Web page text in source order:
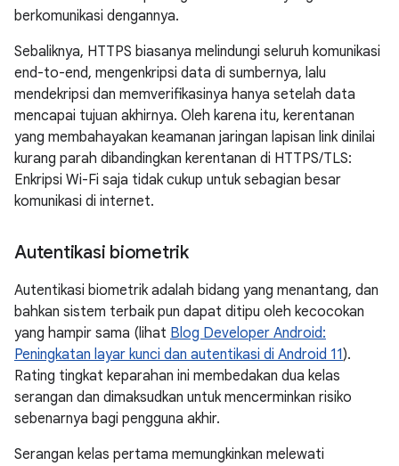
berkomunikasi dengannya.
Sebaliknya, HTTPS biasanya melindungi seluruh komunikasi
end-to-end, mengenkripsi data di sumbernya, lalu
mendekripsi dan memverifikasinya hanya setelah data
mencapai tujuan akhirnya. Oleh karena itu, kerentanan
yang membahayakan keamanan jaringan lapisan link dinilai
kurang parah dibandingkan kerentanan di HTTPS/TLS:
Enkripsi Wi-Fi saja tidak cukup untuk sebagian besar
komunikasi di internet.
Autentikasi biometrik
Autentikasi biometrik adalah bidang yang menantang, dan
bahkan sistem terbaik pun dapat ditipu oleh kecocokan
yang hampir sama (lihat Blog Developer Android:
Peningkatan layar kunci dan autentikasi di Android 11).
Rating tingkat keparahan ini membedakan dua kelas
serangan dan dimaksudkan untuk mencerminkan risiko
sebenarnya bagi pengguna akhir.
Serangan kelas pertama memungkinkan melewati